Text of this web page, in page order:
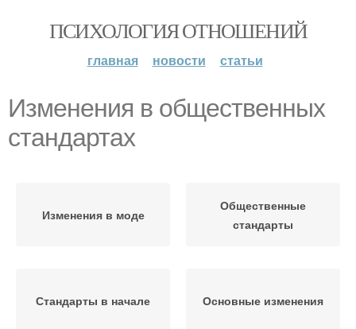
ПСИХОЛОГИЯ ОТНОШЕНИЙ
главная новости статьи
Изменения в общественных
стандартах
Изменения в моде
Общественные
стандарты
Стандарты в начале Основные изменения